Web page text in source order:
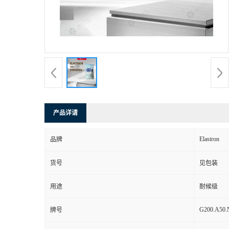
产品详请
品牌 Elastron
货号 见包装
用途 耐候级
牌号